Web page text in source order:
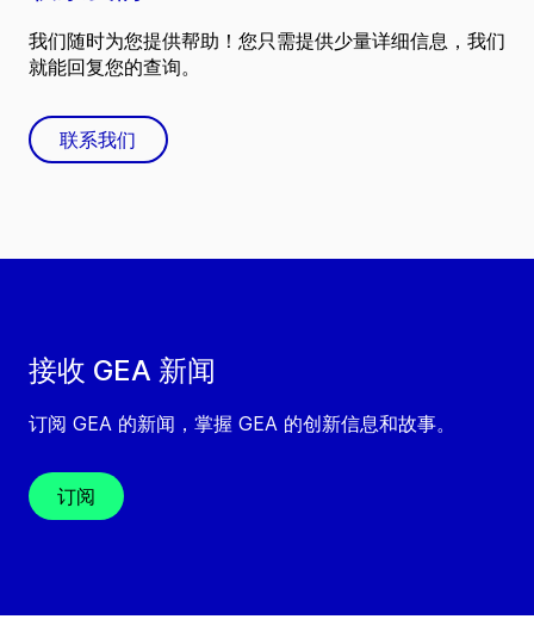
接收 GEA 新闻
订阅 GEA 的新闻，掌握 GEA 的创新信息和故事。
订阅
我们随时为您提供帮助！您只需提供少量详细信息，我们
就能回复您的查询。
联系我们